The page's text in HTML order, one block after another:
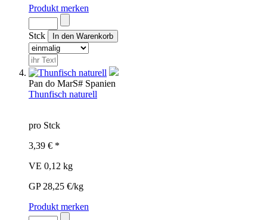
Produkt merken
Stck
Pan do MarS# Spanien
Thunfisch naturell
pro Stck
3,39 € *
VE 0,12 kg
GP 28,25 €/kg
Produkt merken